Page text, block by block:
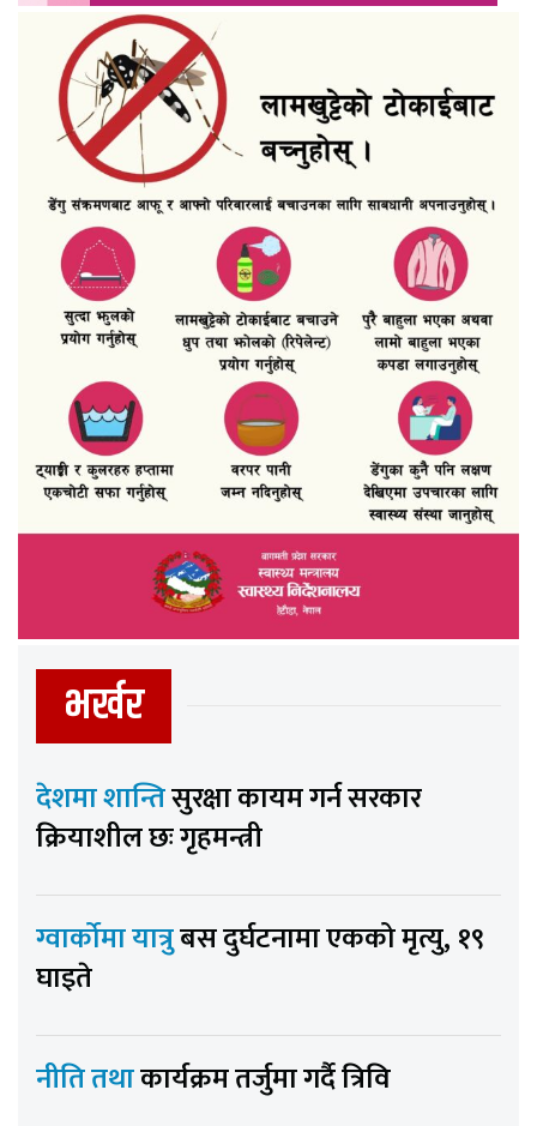
भर्खर
देशमा शान्तिसुरक्षा कायम गर्न सरकार
क्रियाशील छः गृहमन्त्री
ग्वार्कोमा यात्रुबस दुर्घटनामा एकको मृत्यु, १९
घाइते
नीति तथाकार्यक्रम तर्जुमा गर्दै त्रिवि